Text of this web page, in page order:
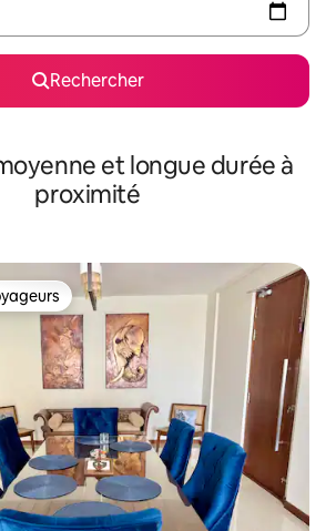
Rechercher
et longue durée à
proximité